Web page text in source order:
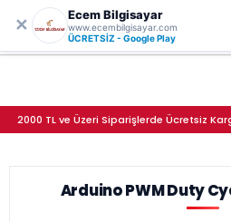
✕
Ecem Bilgisayar
www.ecembilgisayar.com
ÜCRETSİZ - Google Play
2000 TL ve Üzeri Siparişlerde Ücretsiz
Arduino PWM Duty